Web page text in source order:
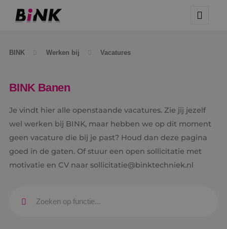
BINK Werken bij Vacatures
BINK Banen
Je vindt hier alle openstaande vacatures. Zie jij jezelf
wel werken bij BINK, maar hebben we op dit moment
geen vacature die bij je past? Houd dan deze pagina
goed in de gaten. Of stuur een open sollicitatie met
motivatie en CV naar sollicitatie@binktechniek.nl